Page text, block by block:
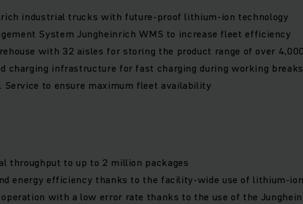
industrial trucks with future-proof lithium-ion technology
System Jungheinrich WMS to increase fleet efficiency
with 32 aisles for storing the product range of over
charging infrastructure for fast charging during working breaks
Service to ensure maximum fleet availability
throughput to up to 2 million packages
energy efficiency thanks to the facility-wide use of lithium-
with a low error rate thanks to the use of the